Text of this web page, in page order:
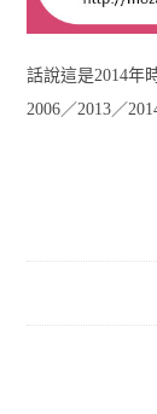
話說這是2014年
2006／2013／